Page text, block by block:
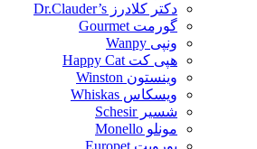
دکتر کلادرز Dr.Clauder’s
گورمت Gourmet
ونپی Wanpy
هپی کت Happy Cat
وینستون Winston
ویسکاس Whiskas
شسیر Schesir
مونلو Monello